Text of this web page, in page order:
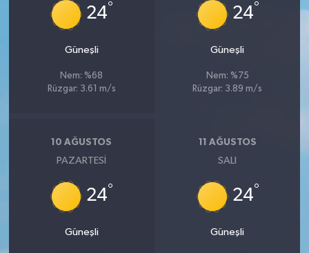
24°
Güneşli
Nem: %68
Rüzgar: 3.61 m/s
24°
Güneşli
Nem: %75
Rüzgar: 3.89 m/s
10 AĞUSTOS
PAZARTESI
24°
Güneşli
11 AĞUSTOS
SALI
24°
Güneşli
Çankırı Müftülüğü
Çorum Müftülüğü
Denizli Müftülüğü
Düzce Müftülüğü
Edirne Müftülüğü
Elazığ Müftülüğü
Bilim, Teknoloji
Biyografiler
Diyanet TV
YAŞAM